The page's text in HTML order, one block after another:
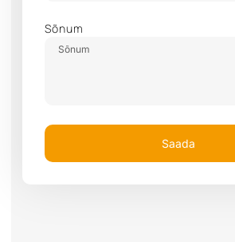
Sõnum
Saada